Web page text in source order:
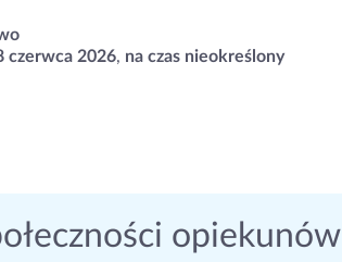
czerwca 2026, na czas nieokreślony
opiekunów